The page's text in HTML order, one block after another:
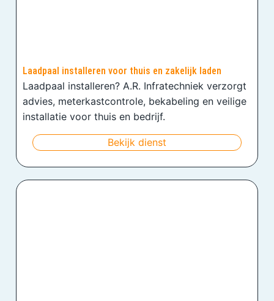
Laadpaal installeren voor thuis en zakelijk laden
Laadpaal installeren? A.R. Infratechniek verzorgt
advies, meterkastcontrole, bekabeling en veilige
installatie voor thuis en bedrijf.
Bekijk dienst